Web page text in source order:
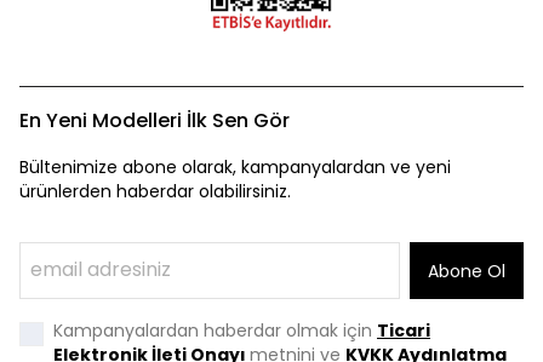
En Yeni Modelleri İlk Sen Gör
Bültenimize abone olarak, kampanyalardan ve yeni
ürünlerden haberdar olabilirsiniz.
Abone Ol
Kampanyalardan haberdar olmak için Ticari
Elektronik İleti Onayı metnini ve KVKK Aydınlatma